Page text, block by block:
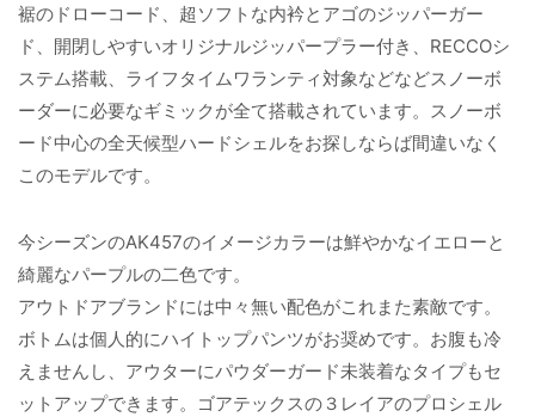
裾のドローコード、超ソフトな内衿とアゴのジッパーガー
ド、開閉しやすいオリジナルジッパープラー付き、RECCOシ
ステム搭載、ライフタイムワランティ対象などなどスノーボ
ーダーに必要なギミックが全て搭載されています。スノーボ
ード中心の全天候型ハードシェルをお探しならば間違いなく
このモデルです。
今シーズンのAK457のイメージカラーは鮮やかなイエローと
綺麗なパープルの二色です。
アウトドアブランドには中々無い配色がこれまた素敵です。
ボトムは個人的にハイトップパンツがお奨めです。お腹も冷
えませんし、アウターにパウダーガード未装着なタイプもセ
ットアップできます。ゴアテックスの３レイアのプロシェル